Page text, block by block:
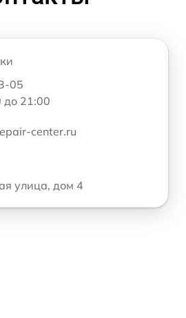
05
до 21:00
center.ru
улица, дом 4